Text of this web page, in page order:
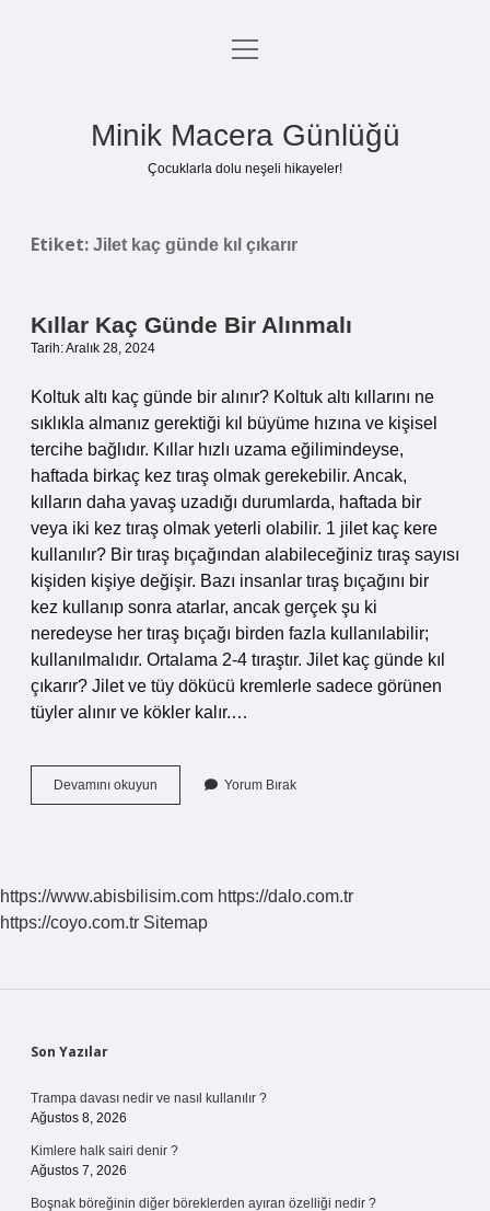
Anasayfa
menüyü
Minik Macera Günlüğü
Çocuklarla dolu neşeli hikayeler!
Etiket: Jilet kaç günde kıl çıkarır
Kıllar Kaç Günde Bir Alınmalı
Tarih: Aralık 28, 2024
Koltuk altı kaç günde bir alınır? Koltuk altı kıllarını ne
sıklıkla almanız gerektiği kıl büyüme hızına ve kişisel
tercihe bağlıdır. Kıllar hızlı uzama eğilimindeyse,
haftada birkaç kez tıraş olmak gerekebilir. Ancak,
kılların daha yavaş uzadığı durumlarda, haftada bir
veya iki kez tıraş olmak yeterli olabilir. 1 jilet kaç kere
kullanılır? Bir tıraş bıçağından alabileceğiniz tıraş sayısı
kişiden kişiye değişir. Bazı insanlar tıraş bıçağını bir
kez kullanıp sonra atarlar, ancak gerçek şu ki
neredeyse her tıraş bıçağı birden fazla kullanılabilir;
kullanılmalıdır. Ortalama 2-4 tıraştır. Jilet kaç günde kıl
çıkarır? Jilet ve tüy dökücü kremlerle sadece görünen
tüyler alınır ve kökler kalır.…
Devamını okuyun
Kaç
Yorum Bırak
https://www.abisbilisim.com https://dalo.com.tr
https://coyo.com.tr Sitemap
Sidebar
Son Yazılar
Trampa davası nedir ve nasıl kullanılır ?
Ağustos 8, 2026
Kimlere halk sairi denir ?
Ağustos 7, 2026
Boşnak böreğinin diğer böreklerden ayıran özelliği nedir ?